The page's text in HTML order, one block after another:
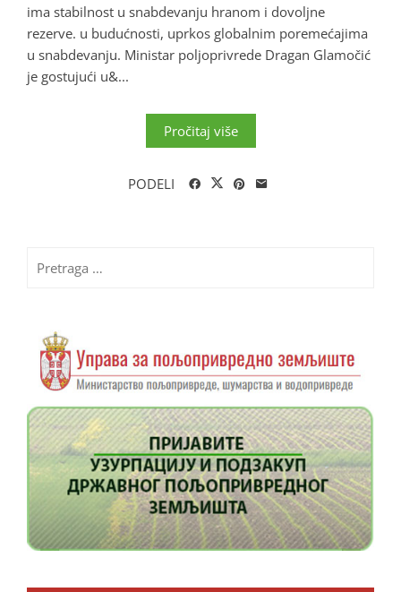
ima stabilnost u snabdevanju hranom i dovoljne
rezerve. u budućnosti, uprkos globalnim poremećajima
u snabdevanju. Ministar poljoprivrede Dragan Glamočić
je gostujući u&...
Pročitaj više
PODELI
za: